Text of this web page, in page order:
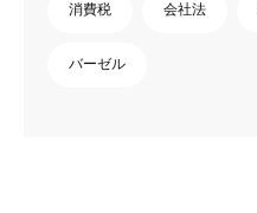
消費税 会社法
バーゼル